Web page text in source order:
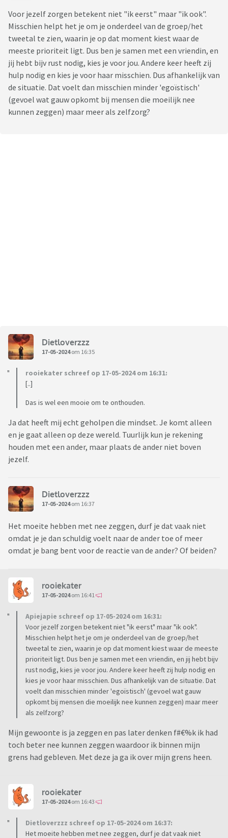
Voor jezelf zorgen betekent niet "ik eerst" maar "ik ook".
Misschien helpt het je om je onderdeel van de groep/het
tweetal te zien, waarin je op dat moment kiest waar de
meeste prioriteit ligt. Dus ben je samen met een vriendin, en
jij hebt bijv rust nodig, kies je voor jou. Andere keer heeft zij
hulp nodig en kies je voor haar misschien. Dus afhankelijk van
de situatie. Dat voelt dan misschien minder 'egoïstisch'
(gevoel wat gauw opkomt bij mensen die moeilijk nee
kunnen zeggen) maar meer als zelfzorg?
Dietloverzzz
17-05-2024om 16:35
rooiekater schreef op 17-05-2024 om 16:31:
[..]
Das is wel een mooie om te onthouden.
Ja dat heeft mij echt geholpen die mindset. Je komt alleen
en je gaat alleen op deze wereld. Tuurlijk kun je rekening
houden met een ander, maar plaats de ander niet boven
jezelf.
Dietloverzzz
17-05-2024om 16:37
Het moeite hebben met nee zeggen, durf je dat vaak niet
omdat je je dan schuldig voelt naar de ander toe of meer
omdat je bang bent voor de reactie van de ander? Of beiden?
rooiekater
17-05-2024om 16:41
Apiejapie schreef op 17-05-2024 om 16:31:
Voor jezelf zorgen betekent niet "ik eerst" maar "ik ook".
Misschien helpt het je om je onderdeel van de groep/het
tweetal te zien, waarin je op dat moment kiest waar de meeste
prioriteit ligt. Dus ben je samen met een vriendin, en jij hebt bijv
rust nodig, kies je voor jou. Andere keer heeft zij hulp nodig en
kies je voor haar misschien. Dus afhankelijk van de situatie. Dat
voelt dan misschien minder 'egoïstisch' (gevoel wat gauw
opkomt bij mensen die moeilijk nee kunnen zeggen) maar meer
als zelfzorg?
Mijn gewoonte is ja zeggen en pas later denken f#€%k ik had
toch beter nee kunnen zeggen waardoor ik binnen mijn
grens had gebleven. Met deze ja ga ik over mijn grens heen.
rooiekater
17-05-2024om 16:43
Dietloverzzz schreef op 17-05-2024 om 16:37:
Het moeite hebben met nee zeggen, durf je dat vaak niet